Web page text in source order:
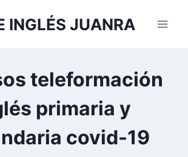
INGLÉS JUANRA
teleformación
primaria y
covid-19